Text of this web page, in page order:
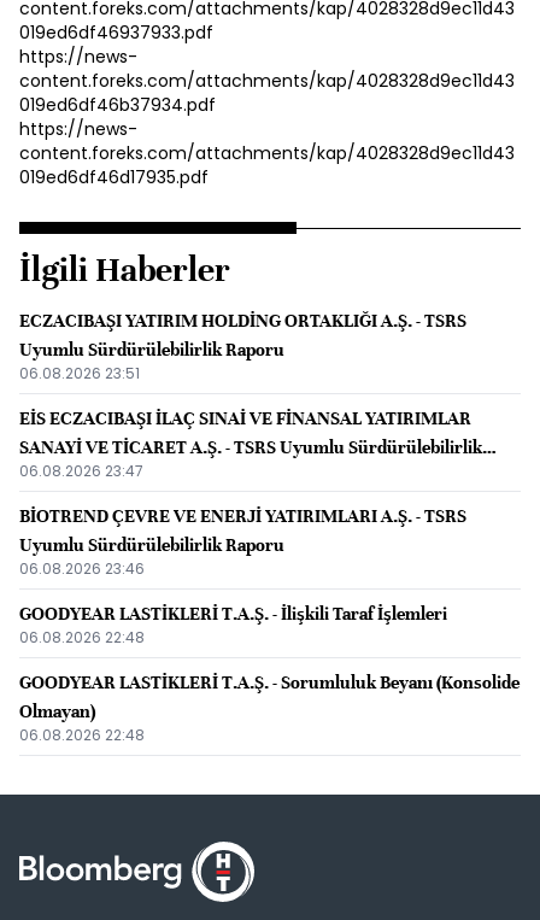
content.foreks.com/attachments/kap/4028328d9ec11d43
019ed6df46937933.pdf
https://news-
content.foreks.com/attachments/kap/4028328d9ec11d43
019ed6df46b37934.pdf
https://news-
content.foreks.com/attachments/kap/4028328d9ec11d43
019ed6df46d17935.pdf
İlgili Haberler
ECZACIBAŞI YATIRIM HOLDİNG ORTAKLIĞI A.Ş. - TSRS
Uyumlu Sürdürülebilirlik Raporu
06.08.2026 23:51
EİS ECZACIBAŞI İLAÇ SINAİ VE FİNANSAL YATIRIMLAR
SANAYİ VE TİCARET A.Ş. - TSRS Uyumlu Sürdürülebilirlik
Raporu
06.08.2026 23:47
BİOTREND ÇEVRE VE ENERJİ YATIRIMLARI A.Ş. - TSRS
Uyumlu Sürdürülebilirlik Raporu
06.08.2026 23:46
GOODYEAR LASTİKLERİ T.A.Ş. - İlişkili Taraf İşlemleri
06.08.2026 22:48
GOODYEAR LASTİKLERİ T.A.Ş. - Sorumluluk Beyanı (Konsolide
Olmayan)
06.08.2026 22:48